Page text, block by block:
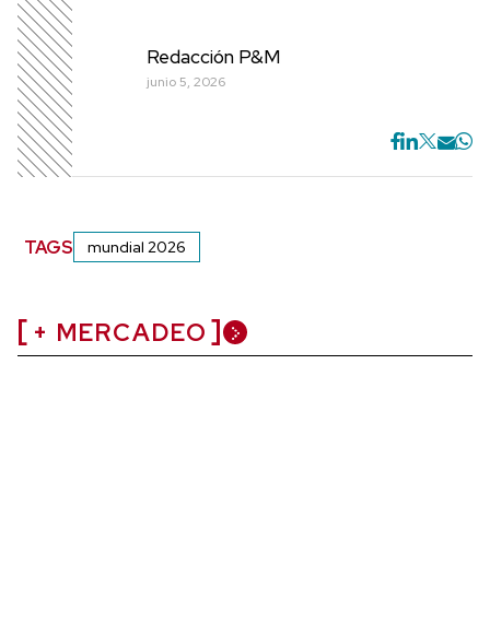
Redacción P&M
junio 5, 2026
TAGS mundial 2026
+ MERCADEO